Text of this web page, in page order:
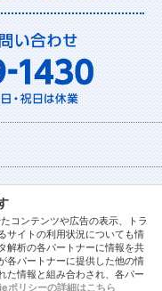
コンテンツや広告の表示、トラ
サイトの利用状況についても情
解析の各パートナーに情報を共
各パートナーに提供した他の情
た情報と組み合わされ、各パー
ポリシーの詳細はこちら